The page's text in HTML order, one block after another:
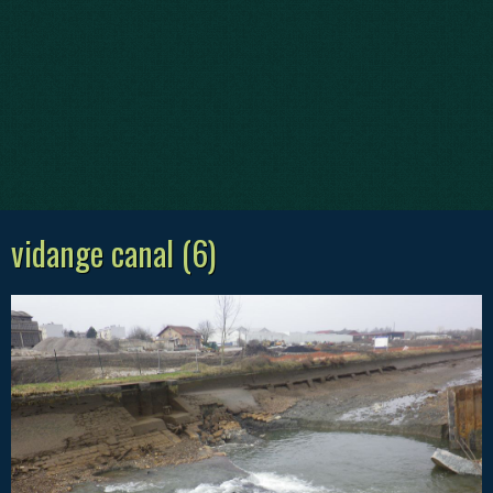
vidange canal (6)